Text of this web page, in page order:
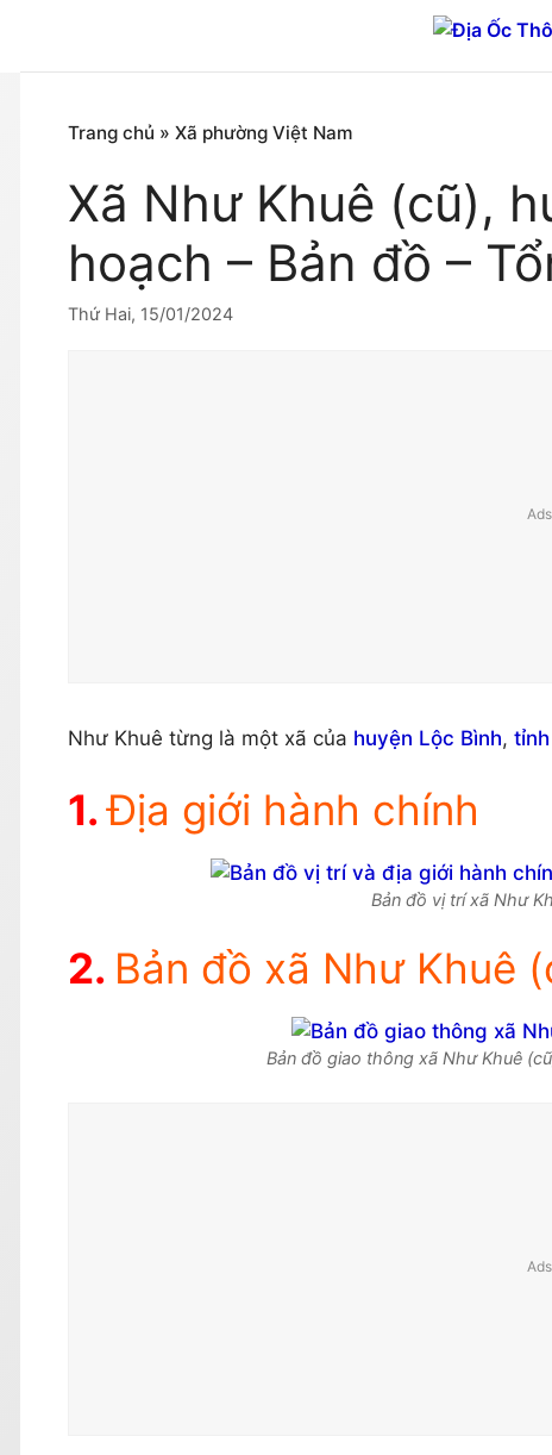
nội
Trang chủ » Xã phường Việt Nam
Xã Như Khuê (cũ),
hoạch – Bản đồ –
Thứ Hai, 15/01/2024
Như Khuê từng là một xã của huyện Lộc Bình,
Địa giới hành chính
Bản đồ vị trí xã Như
Bản đồ xã Như Khuê
Bản đồ giao thông xã Như Khuê